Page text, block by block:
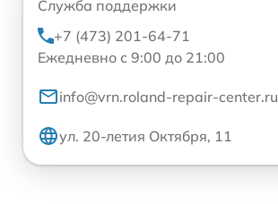
Служба поддержки
+7 (473) 201-64-71
Ежедневно с 9:00 до 21:00
info@vrn.roland-repair-center.ru
ул. 20-летия Октября, 11